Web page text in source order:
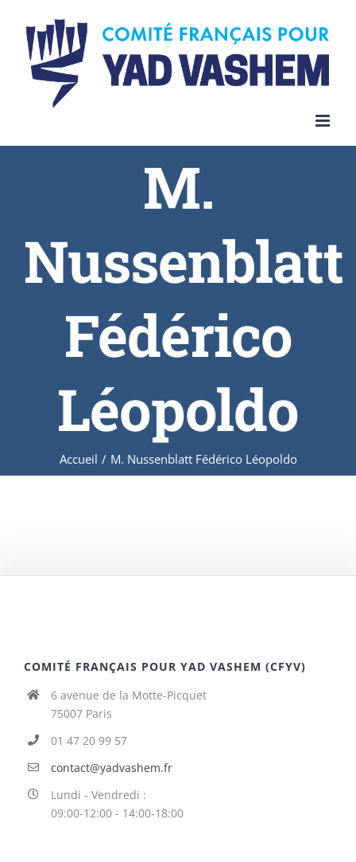
content
M.
Nussenblatt
Fédérico
Léopoldo
Accueil / M. Nussenblatt Fédérico Léopoldo
COMITÉ FRANÇAIS POUR YAD VASHEM (CFYV)
6 avenue de la Motte-Picquet
75007 Paris
01 47 20 99 57
contact@yadvashem.fr
Lundi - Vendredi :
09:00-12:00 - 14:00-18:00